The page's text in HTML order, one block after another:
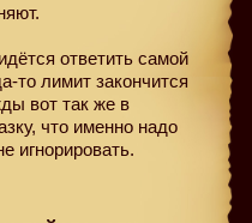
ответить самой
то лимит закончится
вот так же в
что именно надо
игнорировать.